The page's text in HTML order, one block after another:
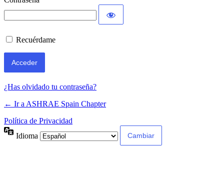
Recuérdame
¿Has olvidado tu contraseña?
← Ir a ASHRAE Spain Chapter
Política de Privacidad
Idioma